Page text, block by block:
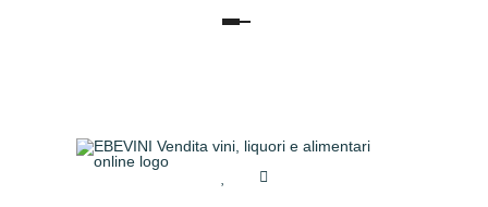
navigazione